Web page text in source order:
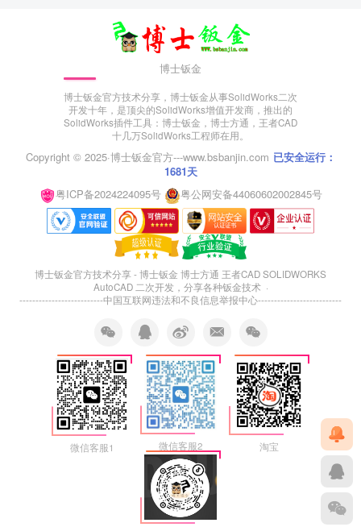
博士钣金
博士钣金官方技术分享，博士钣金从事SolidWorks二次
开发十年，是顶尖的SolidWorks增值开发商，推出的
SolidWorks插件工具：博士钣金，博士方通，王者CAD
十几万SolidWorks工程师在用。
Copyright © 2025·博士钣金官方---www.bsbanjin.com 已安全运行：
1681天
粤ICP备2024224095号
粤公网安备44060602002845号
博士钣金官方技术分享 - 博士钣金 博士方通 王者CAD SOLIDWORKS
AutoCAD 二次开发，分享各种钣金技术 ·
--------------------------中国互联网违法和不良信息举报中心--------------------------
微信客服1 微信客服2 淘宝